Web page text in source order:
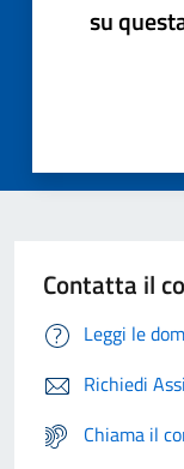
su
Contatta il
Leggi le
Richiedi
Chiama il